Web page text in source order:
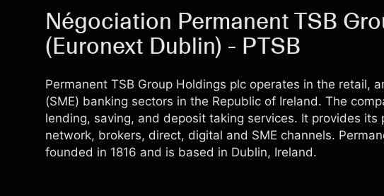
Négociation Permanent TSB
(Euronext Dublin) - PTSB
Permanent TSB Group Holdings plc operates in the retail,
(SME) banking sectors in the Republic of Ireland. The
lending, saving, and deposit taking services. It provides
network, brokers, direct, digital and SME channels.
founded in 1816 and is based in Dublin, Ireland.